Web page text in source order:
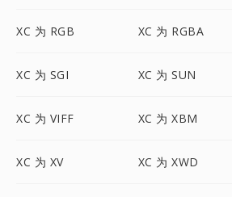
XC 为 RGB XC 为 RGBA
XC 为 SGI XC 为 SUN
XC 为 VIFF XC 为 XBM
XC 为 XV XC 为 XWD